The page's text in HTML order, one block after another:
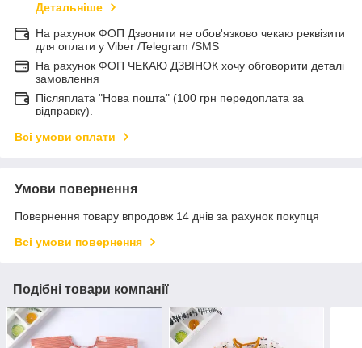
Детальніше
На рахунок ФОП Дзвонити не обов'язково чекаю реквізити
для оплати у Viber /Telegram /SMS
На рахунок ФОП ЧЕКАЮ ДЗВІНОК хочу обговорити деталі
замовлення
Післяплата "Нова пошта" (100 грн передоплата за
відправку).
Всі умови оплати
Умови повернення
Повернення товару впродовж 14 днів за рахунок покупця
Всі умови повернення
Подібні товари компанії